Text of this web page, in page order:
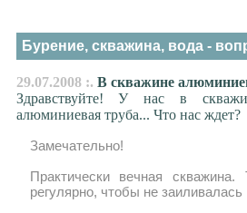
Бурение, скважина, вода -
29.07.2008 :. В скважине
Здравствуйте! У нас в
алюминиевая труба... Что нас ждет?
Замечательно!
Практически вечная скважина.
регулярно, чтобы не заиливалась